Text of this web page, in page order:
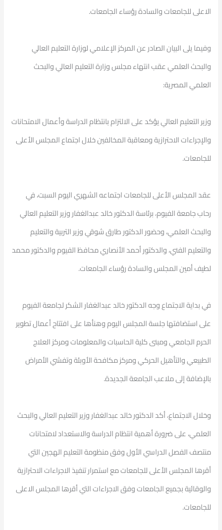
الاعلى للجامعات والسادة رؤساء الجامعات.
وفيما يلى البيان الصادر عن المركز الإعلامي لوزارة التعليم العالي
والبحث العلمي عقب انتهاء مجلس وزارة التعليم العالي والبحث
العلمي المصرية:
وزير التعليم العالي يؤكد على الالتزام بانتظام الدراسة وأعمال الامتحانات
والإجراءات الاحترازية ومعاقبة المخالفين خلال اجتماع المجلس الأعلى
للجامعات.
عقد المجلس الأعلى للجامعات اجتماعه الشهري اليوم السبت، في
رحاب جامعة الفيوم، برئاسة الدكتور خالد عبدالغفار وزير التعليم العالي
والبحث العلمي، وحضور الدكتور طارق شوقي وزير التربية والتعليم
والتعليم الفني، والدكتور أحمد الأنصاري محافظ الفيوم والدكتور محمد
لطيف أمين المجلس والسادة رؤساء الجامعات.
في بداية الاجتماع وجه الدكتور خالد عبدالغفار الشكر لجامعة الفيوم
على استضافتها جلسة المجلس اليوم وهنأها على افتتاح أعمال تطوير
الحرم الجامعي ومبنى كلية الحاسبات والمعلومات ومركز العلاج
الطبيعي والتأهيل الحركي ومركز مكافحة الأوبئة وتفشي الأمراض
بالإضافة إلى ملاعب الجامعة الجديدة.
وخلال الاجتماع، أكد الدكتور خالد عبدالغفار وزير التعليم العالي والبحث
العلمي، على ضرورة أهمية انتظام الدراسة والاستعداد لامتحانات
منتصف الفصل الدراسي الأول وفق منظومة التعليم الهجين التي
أقرها المجلس الأعلى للجامعات مع استمرار تنفيذ الاجراءات الاحترازية
والوقائية بجميع الجامعات وفق الاجراءات التي أقرها المجلس الاعلى
للجامعات.